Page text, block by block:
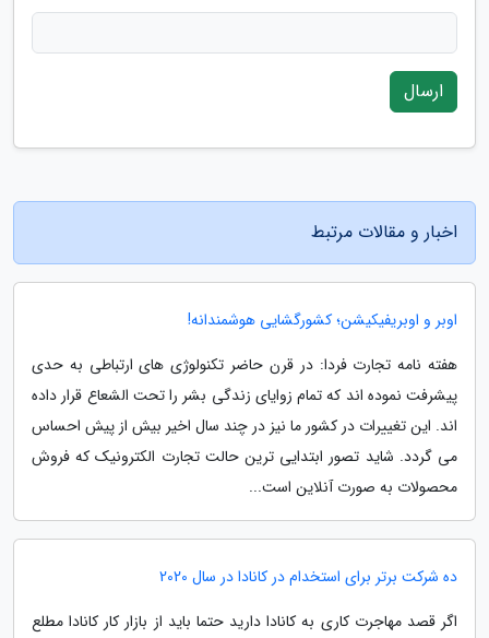
ارسال
اخبار و مقالات مرتبط
اوبر و اوبریفیکیشن؛ کشورگشایی هوشمندانه!
هفته نامه تجارت فردا: در قرن حاضر تکنولوژی های ارتباطی به حدی
پیشرفت نموده اند که تمام زوایای زندگی بشر را تحت الشعاع قرار داده
اند. این تغییرات در کشور ما نیز در چند سال اخیر بیش از پیش احساس
می گردد. شاید تصور ابتدایی ترین حالت تجارت الکترونیک که فروش
محصولات به صورت آنلاین است...
ده شرکت برتر برای استخدام در کانادا در سال 2020
اگر قصد مهاجرت کاری به کانادا دارید حتما باید از بازار کار کانادا مطلع